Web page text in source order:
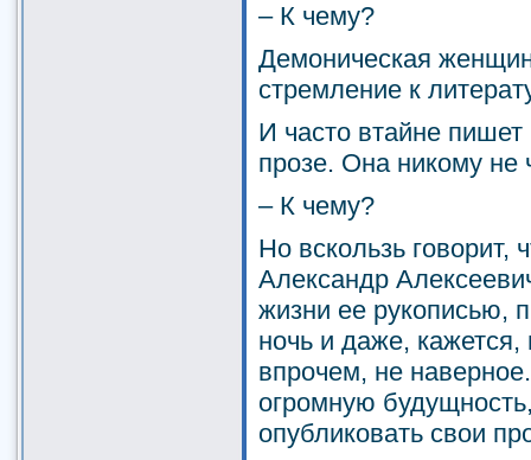
– К чему?
Демоническая
стремление к
И часто втайне
прозе. Она никому не
– К чему?
Но вскользь говорит,
Александр
жизни ее рукописью,
ночь и даже,
впрочем, не
огромную
опубликовать свои